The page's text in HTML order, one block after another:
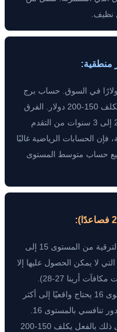
نظيف.
منطقية:
برج الملك 12 يساوي 40-60 دولارًا في السوق. حساب برج
الملك 15 مع أبطال وبطاقات تنافسية يكلف 150-200 دولار. الفرق
— 100-150 دولارًا — يشتري لك من 2 إلى 3 سنوات من التقدم
الحسابات الرياضية غالبًا
بيع حساب متوسط المستوى
المستوى 16 هو الآن سقف البطاقات. الترقية من المستوى 15 إلى
لا يمكن الحصول عليها إلا
من صناديق المستويات العالية (مستويات مكافآت أرينا 27-28).
حساب برج الملك 13 يطحن نحو المستوى 16 يحتاج واقعيًا إلى أكثر
من 18 شهرًا من اللعب المستمر لبناء دور تنافسي بالمستوى 16.
حساب برج الملك 15 موثق يحتوي على ذلك بالفعل يكلف 150-200